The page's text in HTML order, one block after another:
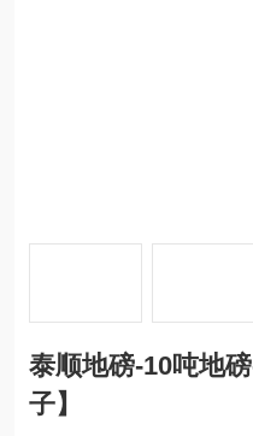
泰顺地磅-10吨地
子】